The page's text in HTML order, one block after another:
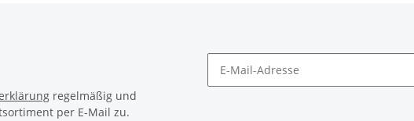
regelmäßig und
per E-Mail zu.